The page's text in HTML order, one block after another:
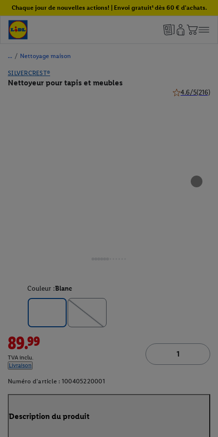
Chaque jour de nouvelles actions! | Envoi gratuit¹ dès 60 € d'achats.
/ Nettoyage maison
SILVERCREST®
Nettoyeur pour tapis et meubles
4.6/5(216)
Couleur :Blanc
89.99
TVA inclu.
Livraison
Numéro d'article : 100405220001
Description du produit